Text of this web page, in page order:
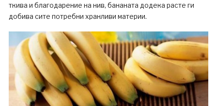
ткива и благодарение на нив, бананата додека расте ги
добива сите потребни хранливи материи.